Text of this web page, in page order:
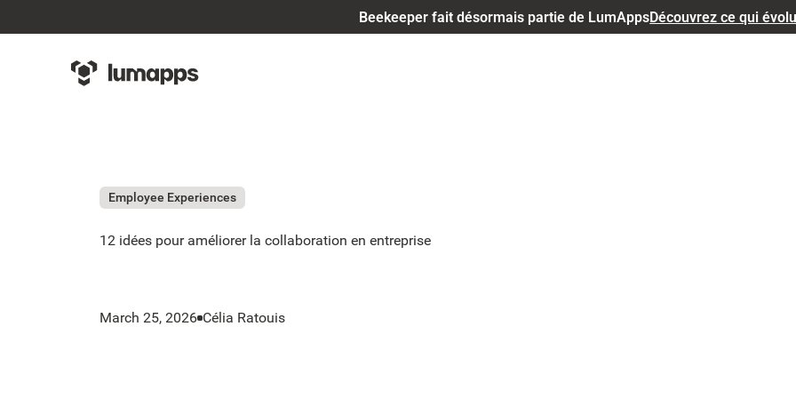
Beekeeper fait désormais partie de LumAppsDécouvrez ce qui
Employee Experiences
12 idées pour améliorer la collaboration en entreprise
March 25, 2026 Célia Ratouis